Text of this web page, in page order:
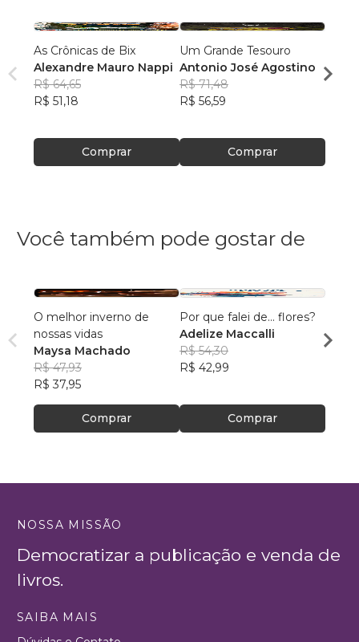
As Crônicas de Bix
Alexandre Mauro Nappi
R$ 64,65
R$ 51,18
Comprar
Um Grande Tesouro
Antonio José Agostino
R$ 71,48
R$ 56,59
Comprar
R$
Você também pode gostar de
O melhor inverno de
nossas vidas
Maysa Machado
R$ 47,93
R$ 37,95
Comprar
Por que falei de... flores?
Adelize Maccalli
R$ 54,30
R$ 42,99
Comprar
Nilva
R$
NOSSA MISSÃO
Democratizar a publicação e venda de
livros.
SAIBA MAIS